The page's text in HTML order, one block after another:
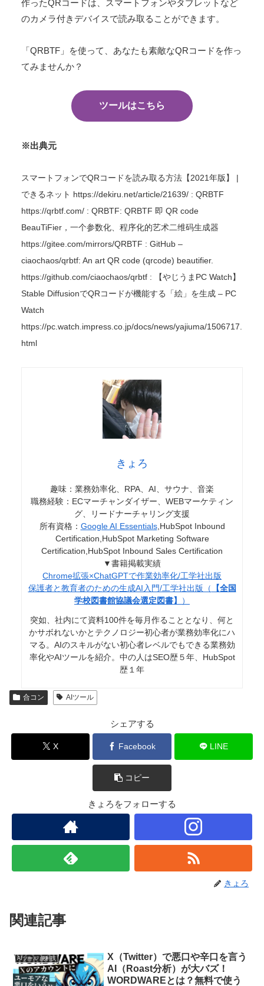
作ったQRコードは、スマートフォンやタブレットなど
のカメラ付きデバイスで読み取ることができます。
「QRBTF」を使って、あなたも素敵なQRコードを作っ
てみませんか？
ツールはこちら
※出典元
スマートフォンでQRコードを読み取る方法【2021年版】 |
できるネット https://dekiru.net/article/21639/ : QRBTF
https://qrbtf.com/ : QRBTF: QRBTF 即 QR code
BeauTiFier，一个参数化、程序化的艺术二维码生成器
https://gitee.com/mirrors/QRBTF : GitHub –
ciaochaos/qrbtf: An art QR code (qrcode) beautifier.
https://github.com/ciaochaos/qrbtf : 【やじうまPC Watch】
Stable DiffusionでQRコードが機能する「絵」を生成 – PC
Watch
https://pc.watch.impress.co.jp/docs/news/yajiuma/1506717.
html
きょろ
趣味：業務効率化、RPA、AI、サウナ、音楽
職務経験：ECマーチャンダイザー、WEBマーケティン
グ、リードナーチャリング支援
所有資格： Google AI Essentials,HubSpot Inbound
Certification,HubSpot Marketing Software
Certification,HubSpot Inbound Sales Certification
▼書籍掲載実績
Chrome拡張×ChatGPTで作業効率化/工学社出版
保護者と教育者のための生成AI入門/工学社出版（ 【全国
学校図書館協議会選定図書】
）
突如、社内にて資料100件を毎月作ることとなり、何と
かサボれないかとテクノロジー初心者が業務効率化にハ
マる。AIのスキルがない初心者レベルでもできる業務効
率化やAIツールを紹介。中の人はSEO歴５年、HubSpot
歴１年
合コン AIツール
シェアする
X Facebook LINE
コピー
きょろをフォローする
きょろ
関連記事
AIツール 便利技
X（Twitter）で悪口や辛口を言う
AI（Roast分析）が大バズ！
WORDWAREとは？無料で使う